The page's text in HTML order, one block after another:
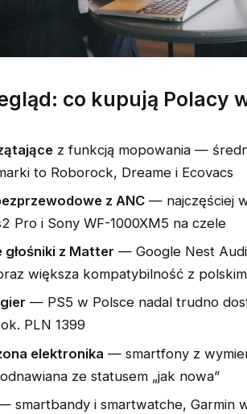
co kupują Polacy
z funkcją mopowania —
to Roborock, Dreame i Ecovacs
z ANC — najczęściej
Pro i Sony WF-1000XM5 na czele
z Matter — Google Nest
większa kompatybilność z
— PS5 w Polsce nadal trudno
PLN 1399
elektronika — smartfony z
ze statusem „jak nowa”
smartbandy i smartwatche, Garmin